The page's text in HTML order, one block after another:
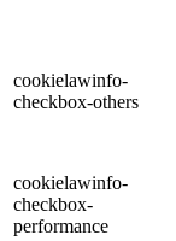
cookielawinfo-
checkbox-others
cookielawinfo-
checkbox-
performance